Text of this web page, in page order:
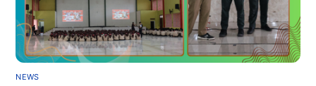
NEWS